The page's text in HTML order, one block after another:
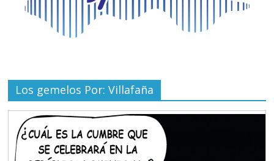
Los gemelos Por: Villafaña